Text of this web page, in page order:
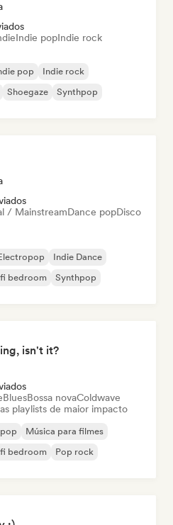
Indie popIndie rock
pop
Indie rock
Shoegaze Synthpop
/ MainstreamDance popDisco
Indie Dance
bedroom Synthpop
isn't it?
BluesBossa novaColdwave
playlists de maior impacto
Música para filmes
bedroom Pop rock